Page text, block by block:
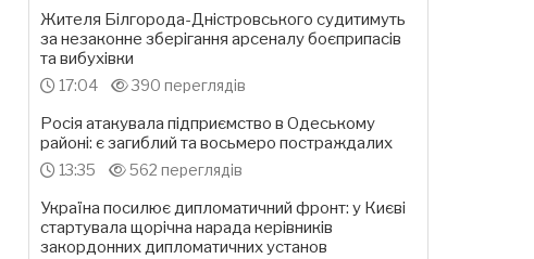
Жителя Білгорода-Дністровського судитимуть
за незаконне зберігання арсеналу боєприпасів
та вибухівки
17:04 390 переглядів
Росія атакувала підприємство в Одеському
районі: є загиблий та восьмеро постраждалих
13:35 562 переглядів
Україна посилює дипломатичний фронт: у Києві
стартувала щорічна нарада керівників
закордонних дипломатичних установ